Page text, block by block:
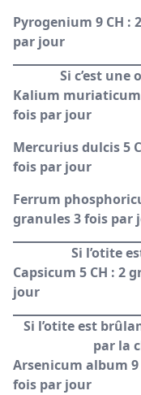
Pyrogenium 9 CH :
par jour
Si c’est une
Kalium muriaticum
fois par jour
Mercurius dulcis 5
fois par jour
Ferrum
granules 3 fois par
Si l’otite
Capsicum 5 CH : 2
jour
Si l’otite est
par la
Arsenicum album 9
fois par jour